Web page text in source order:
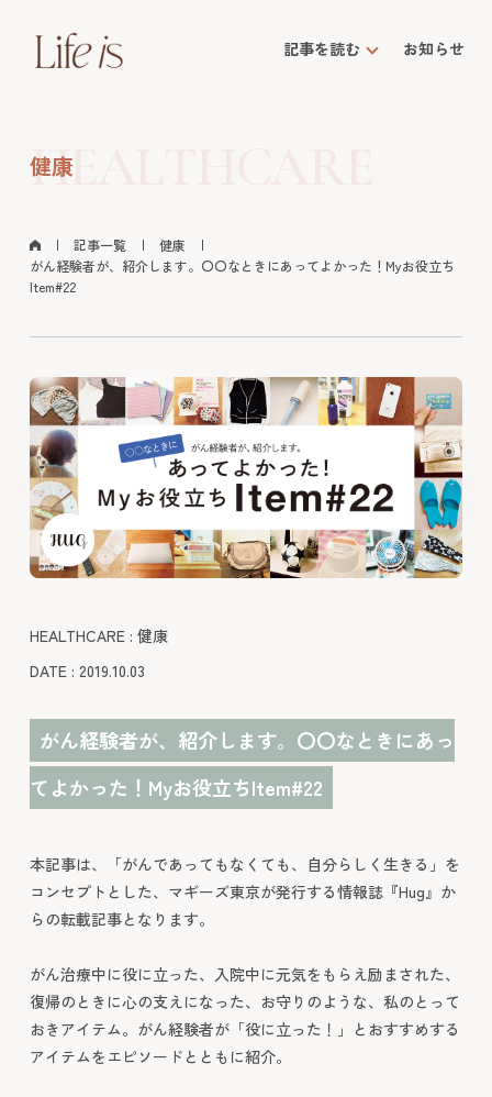
記事を読む お知らせ
HEALTHCARE
健康
記事一覧
健康
がん経験者が、紹介します。〇〇なときにあってよかった！Myお役立ち
Item#22
HEALTHCARE : 健康
DATE : 2019.10.03
がん経験者が、紹介します。〇〇なときにあっ
てよかった！Myお役立ちItem#22
本記事は、「がんであってもなくても、自分らしく生きる」を
コンセプトとした、マギーズ東京が発行する情報誌『Hug』か
らの転載記事となります。
がん治療中に役に立った、入院中に元気をもらえ励まされた、
復帰のときに心の支えになった、お守りのような、私のとって
おきアイテム。がん経験者が「役に立った！」とおすすめする
アイテムをエピソードとともに紹介。